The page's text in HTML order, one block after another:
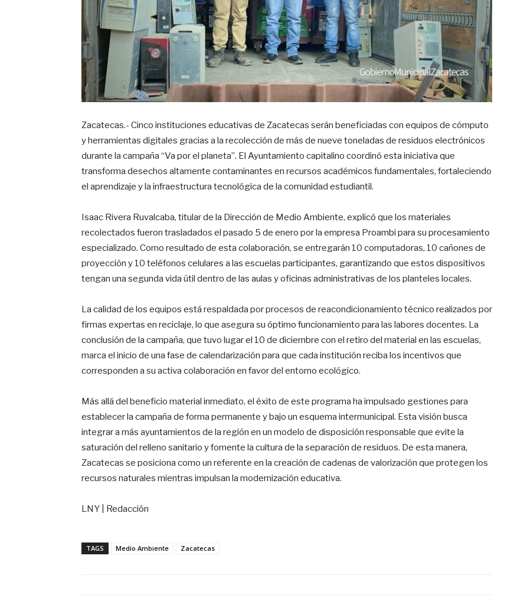
Zacatecas.- Cinco instituciones educativas de Zacatecas serán beneficiadas con equipos de cómputo
y herramientas digitales gracias a la recolección de más de nueve toneladas de residuos electrónicos
durante la campaña “Va por el planeta”. El Ayuntamiento capitalino coordinó esta iniciativa que
transforma desechos altamente contaminantes en recursos académicos fundamentales, fortaleciendo
el aprendizaje y la infraestructura tecnológica de la comunidad estudiantil.
Isaac Rivera Ruvalcaba, titular de la Dirección de Medio Ambiente, explicó que los materiales
recolectados fueron trasladados el pasado 5 de enero por la empresa Proambi para su procesamiento
especializado. Como resultado de esta colaboración, se entregarán 10 computadoras, 10 cañones de
proyección y 10 teléfonos celulares a las escuelas participantes, garantizando que estos dispositivos
tengan una segunda vida útil dentro de las aulas y oficinas administrativas de los planteles locales.
La calidad de los equipos está respaldada por procesos de reacondicionamiento técnico realizados por
firmas expertas en reciclaje, lo que asegura su óptimo funcionamiento para las labores docentes. La
conclusión de la campaña, que tuvo lugar el 10 de diciembre con el retiro del material en las escuelas,
marca el inicio de una fase de calendarización para que cada institución reciba los incentivos que
corresponden a su activa colaboración en favor del entorno ecológico.
Más allá del beneficio material inmediato, el éxito de este programa ha impulsado gestiones para
establecer la campaña de forma permanente y bajo un esquema intermunicipal. Esta visión busca
integrar a más ayuntamientos de la región en un modelo de disposición responsable que evite la
saturación del relleno sanitario y fomente la cultura de la separación de residuos. De esta manera,
Zacatecas se posiciona como un referente en la creación de cadenas de valorización que protegen los
recursos naturales mientras impulsan la modernización educativa.
LNY | Redacción
TAGS Medio Ambiente Zacatecas